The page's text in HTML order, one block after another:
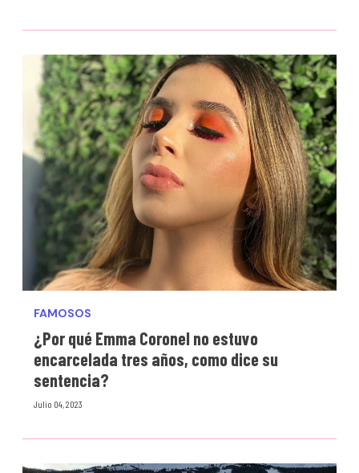
FAMOSOS
¿Por qué Emma Coronel no estuvo
encarcelada tres años, como dice su
sentencia?
Julio 04, 2023